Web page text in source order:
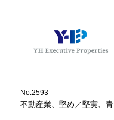
No.2593
不動産業、堅め／堅実、青